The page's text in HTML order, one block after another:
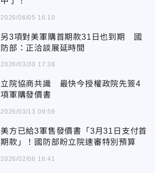
2026/06/05 16:10
另3項對美軍購首期款31日也到期 國
防部：正洽談展延時間
2026/03/30 17:38
立院協商共識 最快今授權政院先簽4
項軍購發價書
2026/03/13 09:59
美方已給3軍售發價書「3月31日支付首
期款」！國防部盼立院速審特別預算
2026/02/06 16:41